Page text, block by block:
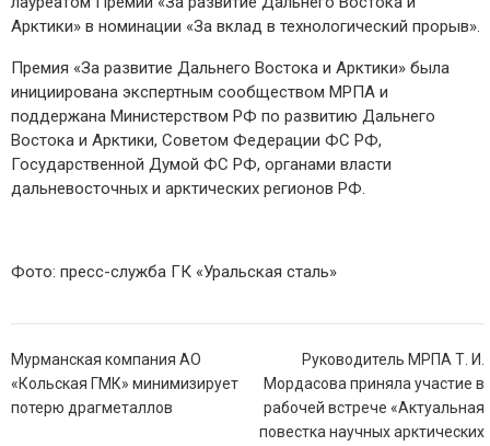
Арктики» в номинации «За вклад в технологический прорыв».
Премия «За развитие Дальнего Востока и Арктики» была
инициирована экспертным сообществом МРПА и
поддержана Министерством РФ по развитию Дальнего
Востока и Арктики, Советом Федерации ФС РФ,
Государственной Думой ФС РФ, органами власти
дальневосточных и арктических регионов РФ.
Фото: пресс-служба ГК «Уральская сталь»
Навигация
по
записям
Мурманская компания АО
«Кольская ГМК» минимизирует
потерю драгметаллов
Руководитель МРПА Т. И.
Мордасова приняла участие в
рабочей встрече «Актуальная
повестка научных арктических